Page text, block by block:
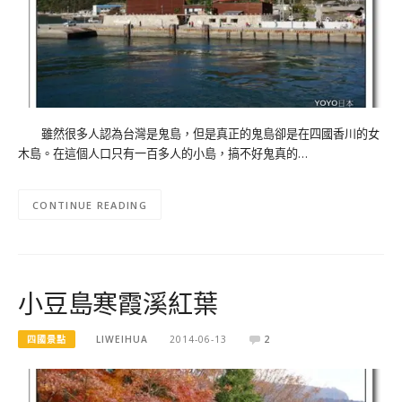
雖然很多人認為台灣是鬼島，但是真正的鬼島卻是在四國香川的女
木島。在這個人口只有一百多人的小島，搞不好鬼真的…
CONTINUE READING
小豆島寒霞溪紅葉
四國景點 LIWEIHUA 2014-06-13 2